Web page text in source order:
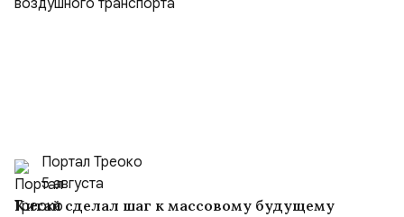
Портал Треоко
5 августа
Китай сделал шаг к массовому будущему